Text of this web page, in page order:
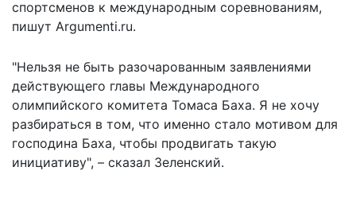
спортсменов к международным соревнованиям,
пишут Argumenti.ru.
"Нельзя не быть разочарованным заявлениями
действующего главы Международного
олимпийского комитета Томаса Баха. Я не хочу
разбираться в том, что именно стало мотивом для
господина Баха, чтобы продвигать такую
инициативу", – сказал Зеленский.